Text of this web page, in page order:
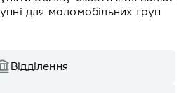
для маломобільних груп
Відділення